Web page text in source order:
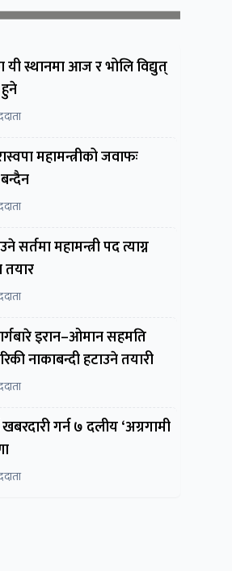
यी स्थानमा आज र भोलि विद्युत्
महामन्त्रीको जवाफः
सर्तमा महामन्त्री पद त्याग्न
तयार
इरान–ओमान सहमति
नाकाबन्दी हटाउने तयारी
७ दलीय ‘अग्रगामी